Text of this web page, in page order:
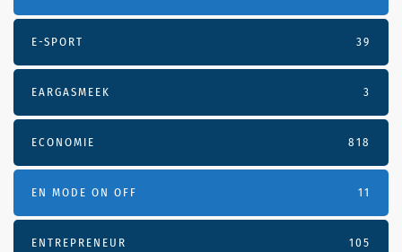
E-SPORT 39
EARGASMEEK 3
ECONOMIE 818
EN MODE ON OFF 11
ENTREPRENEUR 105